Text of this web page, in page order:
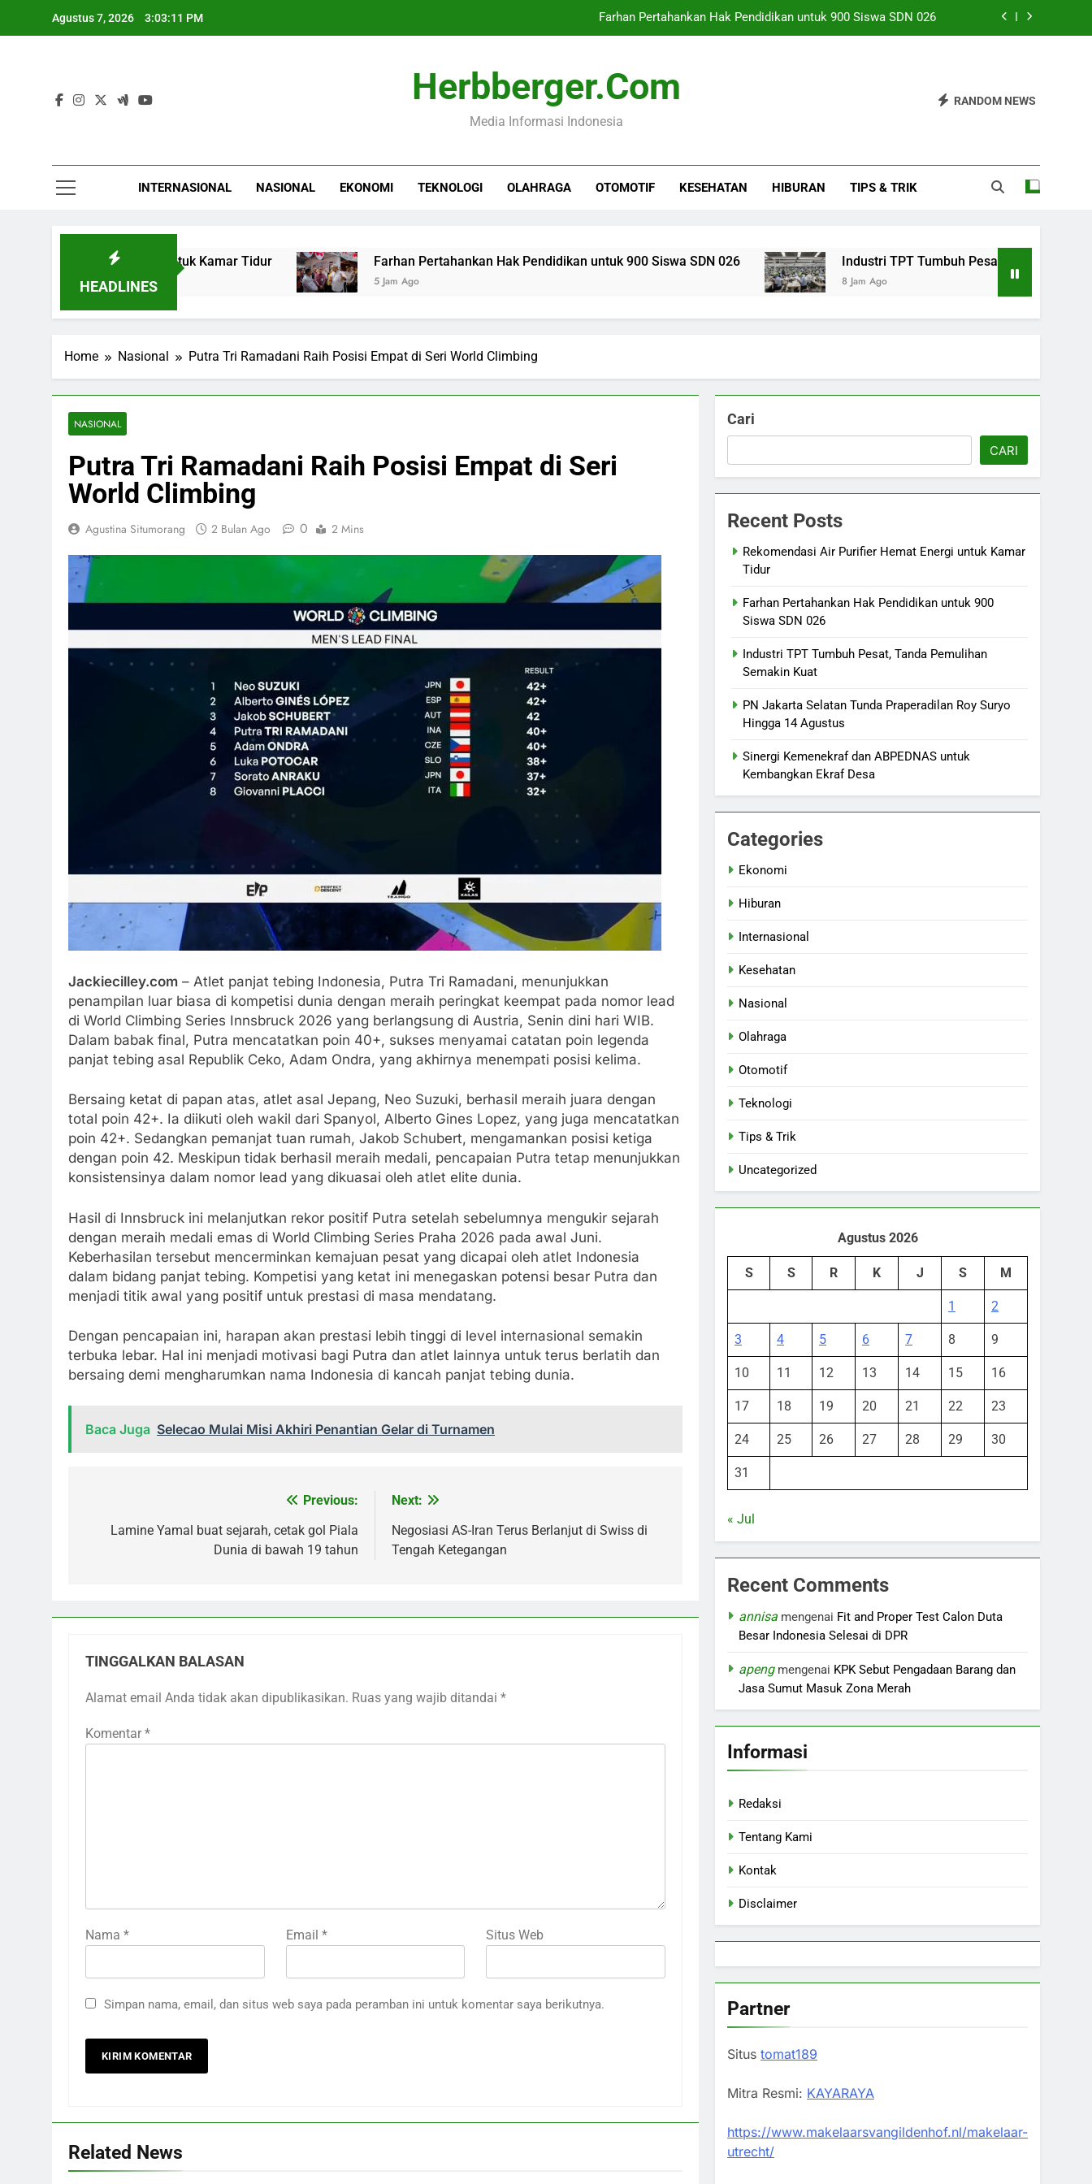
Agustus 7, 2026 3:03:12 PM Farhan Pertahankan Hak Pendidikan untuk 900 Siswa SDN 026
PN Jakarta Selatan Tunda Praperadilan Roy Suryo Hingga 14 Agustus
Rekomendasi Air Purifier Hemat Energi untuk Kamar Tidur
Industri TPT Tumbuh Pesat, Tanda Pemulihan Semakin Kuat
Herbberger.com
Media Informasi Indonesia
RANDOM NEWS
INTERNASIONAL NASIONAL EKONOMI TEKNOLOGI OLAHRAGA OTOMOTIF KESEHATAN HIBURAN TIPS & TRIK
HEADLINES
Hemat Energi untuk Kamar Tidur Farhan Pertahankan Hak Pendidikan untuk 900 Siswa SDN 026
5 Jam Ago
Industri TPT Tumbuh Pesat, Tanda Pemulihan
8 Jam Ago
Home Nasional Putra Tri Ramadani Raih Posisi Empat di Seri World Climbing
NASIONAL
Putra Tri Ramadani Raih Posisi Empat di Seri
World Climbing
Agustina Situmorang 2 Bulan Ago 0 2 Mins
Jackiecilley.com – Atlet panjat tebing Indonesia, Putra Tri Ramadani, menunjukkan
penampilan luar biasa di kompetisi dunia dengan meraih peringkat keempat pada nomor lead
di World Climbing Series Innsbruck 2026 yang berlangsung di Austria, Senin dini hari WIB.
Dalam babak final, Putra mencatatkan poin 40+, sukses menyamai catatan poin legenda
panjat tebing asal Republik Ceko, Adam Ondra, yang akhirnya menempati posisi kelima.
Bersaing ketat di papan atas, atlet asal Jepang, Neo Suzuki, berhasil meraih juara dengan
total poin 42+. Ia diikuti oleh wakil dari Spanyol, Alberto Gines Lopez, yang juga mencatatkan
poin 42+. Sedangkan pemanjat tuan rumah, Jakob Schubert, mengamankan posisi ketiga
dengan poin 42. Meskipun tidak berhasil meraih medali, pencapaian Putra tetap menunjukkan
konsistensinya dalam nomor lead yang dikuasai oleh atlet elite dunia.
Hasil di Innsbruck ini melanjutkan rekor positif Putra setelah sebelumnya mengukir sejarah
dengan meraih medali emas di World Climbing Series Praha 2026 pada awal Juni.
Keberhasilan tersebut mencerminkan kemajuan pesat yang dicapai oleh atlet Indonesia
dalam bidang panjat tebing. Kompetisi yang ketat ini menegaskan potensi besar Putra dan
menjadi titik awal yang positif untuk prestasi di masa mendatang.
Dengan pencapaian ini, harapan akan prestasi lebih tinggi di level internasional semakin
terbuka lebar. Hal ini menjadi motivasi bagi Putra dan atlet lainnya untuk terus berlatih dan
bersaing demi mengharumkan nama Indonesia di kancah panjat tebing dunia.
Baca Juga Selecao Mulai Misi Akhiri Penantian Gelar di Turnamen
pos
Previous:
Lamine Yamal buat sejarah, cetak gol Piala
Dunia di bawah 19 tahun
Next:
Negosiasi AS-Iran Terus Berlanjut di Swiss di
Tengah Ketegangan
TINGGALKAN BALASAN
Alamat email Anda tidak akan dipublikasikan. Ruas yang wajib ditandai *
Komentar *
Nama * Email * Situs Web
Simpan nama, email, dan situs web saya pada peramban ini untuk komentar saya berikutnya.
Related News
Cari
CARI
Recent Posts
Rekomendasi Air Purifier Hemat Energi untuk Kamar
Tidur
Farhan Pertahankan Hak Pendidikan untuk 900
Siswa SDN 026
Industri TPT Tumbuh Pesat, Tanda Pemulihan
Semakin Kuat
PN Jakarta Selatan Tunda Praperadilan Roy Suryo
Hingga 14 Agustus
Sinergi Kemenekraf dan ABPEDNAS untuk
Kembangkan Ekraf Desa
Categories
Ekonomi
Hiburan
Internasional
Kesehatan
Nasional
Olahraga
Otomotif
Teknologi
Tips & Trik
Uncategorized
Agustus 2026
S S R K J S M
1 2
3 4 5 6 7 8 9
10 11 12 13 14 15 16
17 18 19 20 21 22 23
24 25 26 27 28 29 30
31
« Jul
Recent Comments
annisa mengenai Fit and Proper Test Calon Duta
Besar Indonesia Selesai di DPR
apengmengenai KPK Sebut Pengadaan Barang dan
Jasa Sumut Masuk Zona Merah
Informasi
Redaksi
Tentang Kami
Kontak
Disclaimer
Partner
Situs tomat189
Mitra Resmi: KAYARAYA
https://www.makelaarsvangildenhof.nl/makelaar-
utrecht/